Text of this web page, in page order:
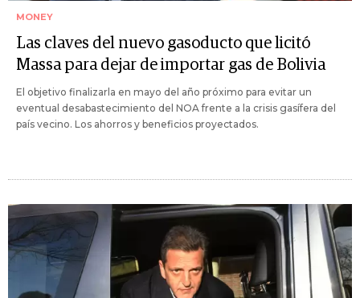
MONEY
Las claves del nuevo gasoducto que licitó
Massa para dejar de importar gas de Bolivia
El objetivo finalizarla en mayo del año próximo para evitar un
eventual desabastecimiento del NOA frente a la crisis gasífera del
país vecino. Los ahorros y beneficios proyectados.